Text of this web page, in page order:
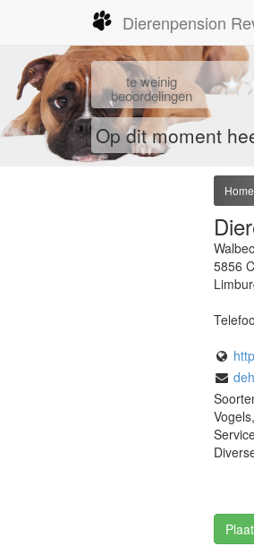
Dierenpension
teweinig
beoordelingen
Op dit moment
Home
5856